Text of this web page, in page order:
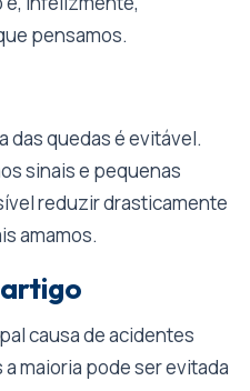
pensamos.
das quedas é evitável.
sinais e pequenas
reduzir drasticamente
amamos.
causa de acidentes
maioria pode ser evitada